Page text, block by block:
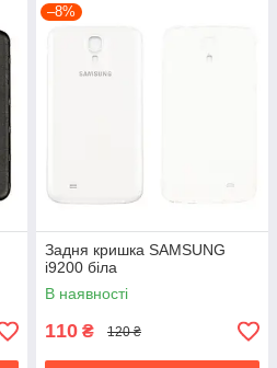
–8%
Задня кришка SAMSUNG
i9200 біла
В наявності
110 ₴ 120 ₴